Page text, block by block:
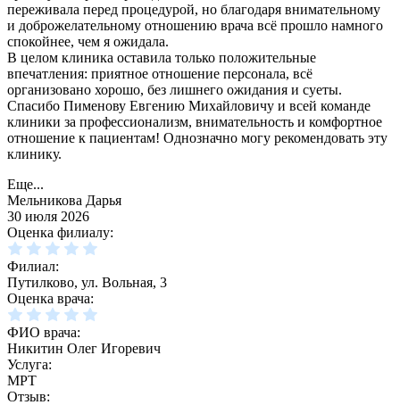
переживала перед процедурой, но благодаря внимательному
и доброжелательному отношению врача всё прошло намного
спокойнее, чем я ожидала.
В целом клиника оставила только положительные
впечатления: приятное отношение персонала, всё
организовано хорошо, без лишнего ожидания и суеты.
Спасибо Пименову Евгению Михайловичу и всей команде
клиники за профессионализм, внимательность и комфортное
отношение к пациентам! Однозначно могу рекомендовать эту
клинику.
Еще...
Мельникова Дарья
30 июля 2026
Оценка филиалу:
Филиал:
Путилково, ул. Вольная, 3
Оценка врача:
ФИО врача:
Никитин Олег Игоревич
Услуга:
МРТ
Отзыв: